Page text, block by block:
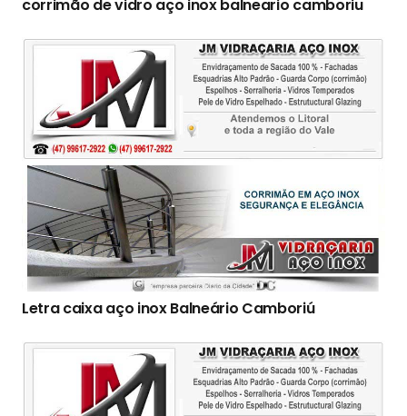
corrimão de vidro aço inox balneario camboriu
Letra caixa aço inox Balneário Camboriú